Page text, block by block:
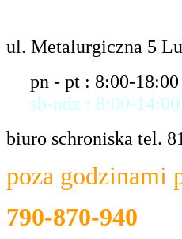
ul. Metalurgiczna 5
pn - pt : 8:00-18:00
sb-ndz : 8:00-14:00
biuro schroniska tel.
poza godzinami
790-870-940